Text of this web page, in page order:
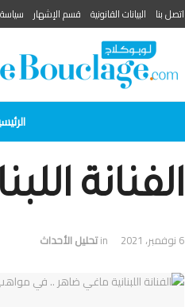
اتصل بنا البيانات القانونية قسم الإشهار
الفنانة
6 نوفمبر، 2021 inتحلیل الأحداث